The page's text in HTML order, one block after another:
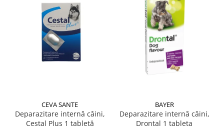
CEVA SANTE
Deparazitare internă câini,
Cestal Plus 1 tabletă
BAYER
Deparazitare internă câini,
Drontal 1 tableta